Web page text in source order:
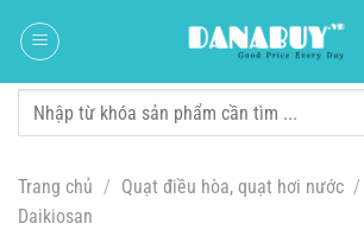
đến
dung
Tìm
Trang chủ / Quạt điều hòa, quạt hơi nước /
Daikiosan